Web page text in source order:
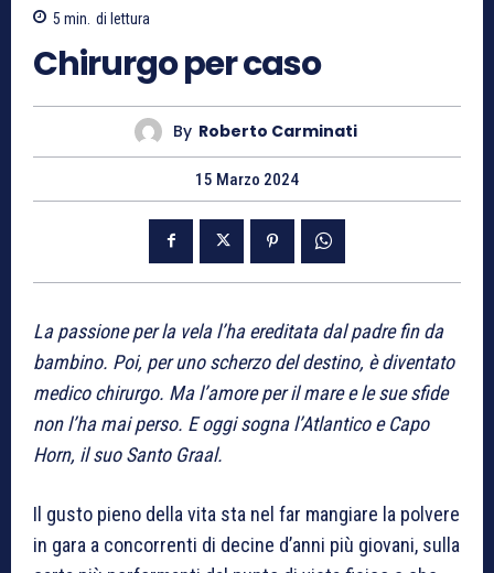
5 min. di lettura
Chirurgo per caso
By Roberto Carminati
15 Marzo 2024
La passione per la vela l’ha ereditata dal padre fin da
bambino. Poi, per uno scherzo del destino, è diventato
medico chirurgo. Ma l’amore per il mare e le sue sfide
non l’ha mai perso. E oggi sogna l’Atlantico e Capo
Horn, il suo Santo Graal.
Il gusto pieno della vita sta nel far mangiare la polvere
in gara a concorrenti di decine d’anni più giovani, sulla